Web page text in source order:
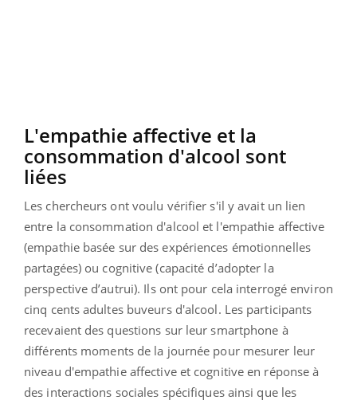
L'empathie affective et la
consommation d'alcool sont
liées
Les chercheurs ont voulu vérifier s'il y avait un lien
entre la consommation d'alcool et l'empathie affective
(empathie basée sur des expériences émotionnelles
partagées) ou cognitive(capacité d’adopter la
perspective d’autrui). Ils ont pour cela interrogé environ
cinq cents adultes buveurs d'alcool. Les participants
recevaient des questions sur leur smartphone à
différents moments de la journée pour mesurer leur
niveau d'empathie affective et cognitive en réponse à
des interactions sociales spécifiques ainsi que les